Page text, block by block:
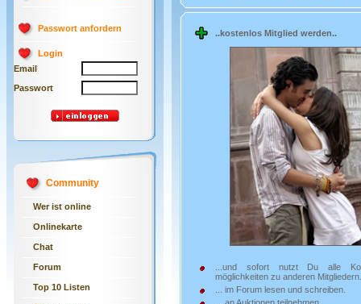
Passwort anfordern
Login
Email
Passwort
Community
Wer ist online
Onlinekarte
Chat
Forum
Top 10 Listen
..kostenlos Mitglied werden..
...und sofort nutzt Du alle
möglichkeiten zu anderen Mitgliedern.
... im Forum lesen und schreiben.